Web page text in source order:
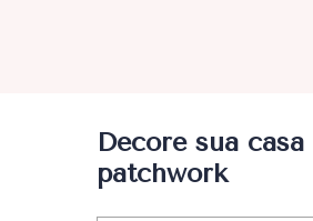
Decore sua casa
patchwork